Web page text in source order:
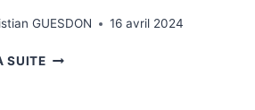
GUESDON 16 avril 2024
SUITEJOURNÉE